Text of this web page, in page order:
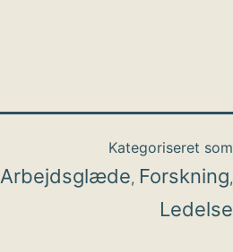
Kategoriseret som
Arbejdsglæde, Forskning,
Ledelse